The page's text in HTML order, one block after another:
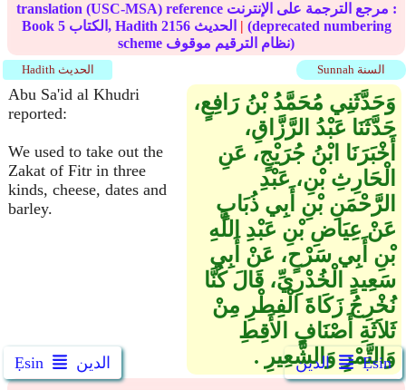
Ẹsin الدين الدين Ẹsin
translation (USC-MSA) reference مرجع الترجمة على الإنترنت :
Book 5 الكتاب, Hadith 2156 | (deprecated numbering
scheme نظام الترقيم موقوف)
Sunnah السنة Hadith الحديث
Abu Sa'id al Khudri
reported:
We used to take out the
Zakat of Fitr in three
kinds, cheese, dates and
barley.
وَحَدَّثَنِي مُحَمَّدُ بْنُ رَافِعٍ،
حَدَّثَنَا عَبْدُ الرَّزَّاقِ،
أَخْبَرَنَا ابْنُ جُرَيْجٍ، عَنِ
الْحَارِثِ بْنِ، عَبْدِ
الرَّحْمَنِ بْنِ أَبِي ذُبَابٍ
عَنْ عِيَاضِ بْنِ عَبْدِ اللَّهِ
بْنِ أَبِي سَرْحٍ، عَنْ أَبِي
سَعِيدٍ الْخُدْرِيِّ، قَالَ كُنَّا
نُخْرِجُ زَكَاةَ الْفِطْرِ مِنْ
ثَلاَثَةِ أَصْنَافٍ الأَقِطِ
وَالتَّمْرِ وَالشَّعِيرِ ‏.‏